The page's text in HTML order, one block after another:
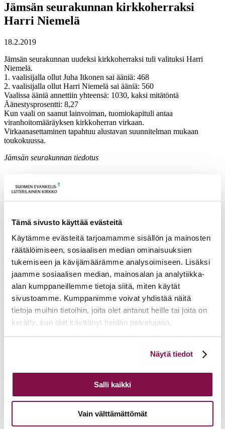
Tämä sivusto käyttää evästeitä
Käytämme evästeitä tarjoamamme sisällön ja mainosten
räätälöimiseen, sosiaalisen median ominaisuuksien
tukemiseen ja kävijämäärämme analysoimiseen. Lisäksi
jaamme sosiaalisen median, mainosalan ja analytiikka-
alan kumppaneillemme tietoja siitä, miten käytät
sivustoamme. Kumppanimme voivat yhdistää näitä
tietoja muihin tietoihin, joita olet antanut heille tai joita on
kerätty, kun olet käyttänyt heidän palvelujaan.
linkistä.
Näytä tiedot
Salli kaikki
Vain välttämättömät
Jämsän seurakunnan kirkkoherraksi
Harri Niemelä
18.2.2019
Jämsän seurakunnan uudeksi kirkkoherraksi tuli valituksi Harri
Niemelä.
1. vaalisijalla ollut Juha Itkonen sai ääniä: 468
2. vaalisijalla ollut Harri Niemelä sai ääniä: 560
Vaalissa ääniä annettiin yhteensä: 1030, kaksi mitätöntä
Äänestysprosentti: 8,27
Kun vaali on saanut lainvoiman, tuomiokapituli antaa
viranhoitomääräyksen kirkkoherran virkaan.
Virkaanasettaminen tapahtuu alustavan suunnitelman mukaan
toukokuussa.
Jämsän seurakunnan tiedotus
17.06.2026 Pelastetaan Namibian alkukirkko – yhdessä! –
15.06.2026
Hiippakunnan toimintakalenteri syksy 2026
11.06.2026 Tuomiokapitulin päätöksiä 10.6.2026
Lisää ajankohtaista